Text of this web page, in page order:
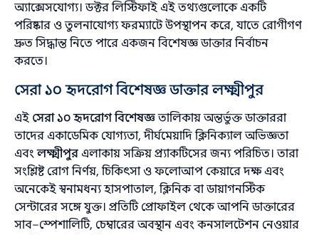
অ্যাক্সেসযোগ্য। ডক্টর লিস্টিফাই এই তথ্যগুলোকে একটি
পরিষ্কার ও তুলনাযোগ্য ফরম্যাটে উপস্থাপন করে, যাতে রোগীগণ
দ্রুত সিদ্ধান্ত নিতে পারে একজন বিশেষজ্ঞ ডাক্তার নির্বাচন
করতে।
সেরা ১০ হৃদরোগ বিশেষজ্ঞ ডাক্তার লক্ষ্মীপুর
এই সেরা ১০ হৃদরোগ বিশেষজ্ঞতালিকায় অন্তর্ভুক্ত ডাক্তাররা
তাদের একাডেমিক যোগ্যতা, দীর্ঘমেয়াদি ক্লিনিক্যাল অভিজ্ঞতা
এবংলক্ষ্মীপুর এলাকায় সক্রিয় প্র্যাকটিসের জন্য পরিচিত। তারা
সংশ্লিষ্ট রোগ নির্ণয়, চিকিৎসা ও ফলোআপ কেয়ারে দক্ষ এবং
অনেকেই স্বনামধন্য হাসপাতাল, ক্লিনিক বা ডায়াগনস্টিক
সেন্টারের সঙ্গে যুক্ত। প্রতিটি প্রোফাইল থেকে আপনি ডাক্তারের
সাব–স্পেশালিটি, চেম্বারের অবস্থান এবং কনসালটেশন নেওয়ার